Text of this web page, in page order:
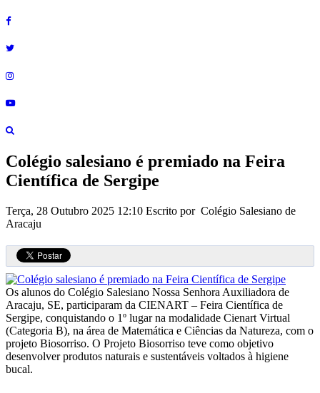
Colégio salesiano é premiado na Feira
Científica de Sergipe
Terça, 28 Outubro 2025 12:10 Escrito por Colégio Salesiano de
Aracaju
Os alunos do Colégio Salesiano Nossa Senhora Auxiliadora de
Aracaju, SE, participaram da CIENART – Feira Científica de
Sergipe, conquistando o 1º lugar na modalidade Cienart Virtual
(Categoria B), na área de Matemática e Ciências da Natureza, com o
projeto Biosorriso. O Projeto Biosorriso teve como objetivo
desenvolver produtos naturais e sustentáveis voltados à higiene
bucal.